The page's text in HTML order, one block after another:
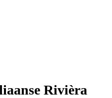
Rivièra